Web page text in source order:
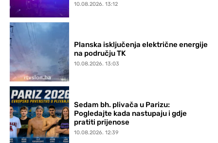
10.08.2026. 13:12
Planska isključenja električne energije
na području TK
10.08.2026. 13:03
Sedam bh. plivača u Parizu:
Pogledajte kada nastupaju i gdje
pratiti prijenose
10.08.2026. 12:39